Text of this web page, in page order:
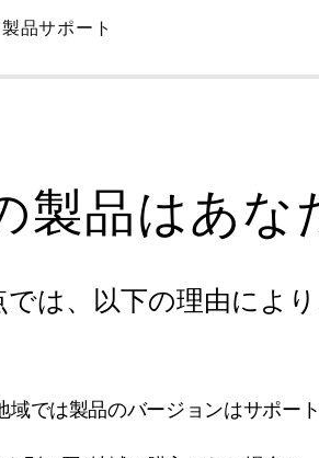
製品サポート
製品はあ
では、以下の理由によ
域では製品のバージョンはサポー